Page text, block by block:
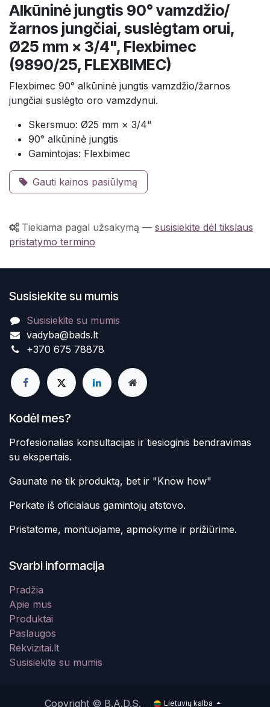
Alkūninė jungtis 90° vamzdžio/
žarnos jungčiai, suslėgtam orui,
Ø25 mm × 3/4", Flexbimec
(9890/25, FLEXBIMEC)
Flexbimec 90° alkūninė jungtis vamzdžio/žarnos
jungčiai suslėgto oro vamzdynui.
Skersmuo: Ø25 mm × 3/4"
90° alkūninė jungtis
Gamintojas: Flexbimec
Gauti kainos pasiūlymą
Tiekiama pagal užsakymą — susisiekite dėl tikslaus
pristatymo termino
Susisiekite su mumis
Susisiekite su mumis
vadyba@bads.lt
+370 675 78878
Kodėl mes?
Profesionalias konsultacijas ir tiesioginis bendravimas
su ekspertais.
Gaunate ne tik produktą, bet ir "Know how"
Perkate iš oficialaus gamintojų atstovo.
Pristatome, montuojame, apmokyme ir prižiūrime.
Svarbi informacija
Pradžia
Apie mus
Produktai
Paslaugos
Rekvizitai.lt
Susisiekite su mumis
Copyright © B.A.D.S. Lietuvių kalba